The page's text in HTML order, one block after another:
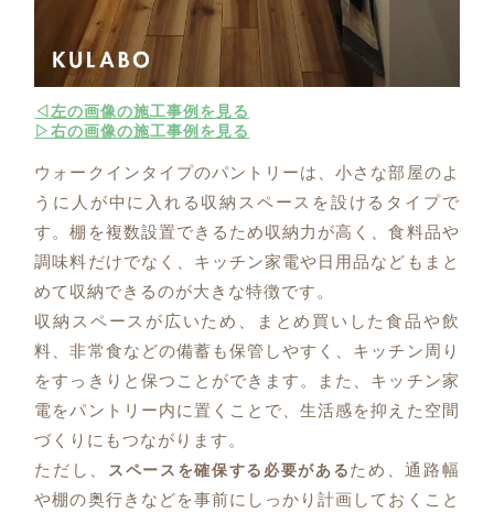
◁左の画像の施工事例を見る
▷右の画像の施工事例を見る
ウォークインタイプのパントリーは、小さな部屋のよ
うに人が中に入れる収納スペースを設けるタイプで
す。棚を複数設置できるため収納力が高く、食料品や
調味料だけでなく、キッチン家電や日用品などもまと
めて収納できるのが大きな特徴です。
収納スペースが広いため、まとめ買いした食品や飲
料、非常食などの備蓄も保管しやすく、キッチン周り
をすっきりと保つことができます。また、キッチン家
電をパントリー内に置くことで、生活感を抑えた空間
づくりにもつながります。
ただし、
スペースを確保する必要がある ため、通路幅
や棚の奥行きなどを事前にしっかり計画しておくこと